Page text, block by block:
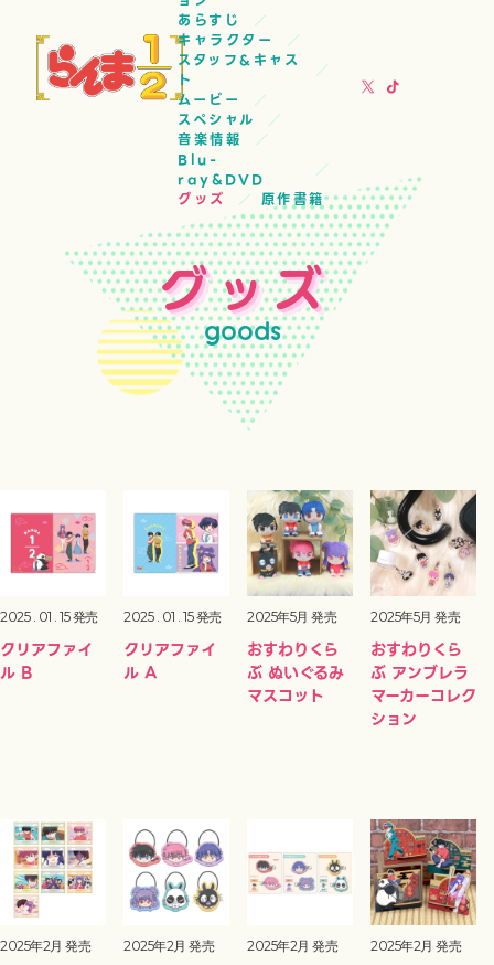
あらすじ
キャラクター
スタッフ&キャス
ト
ムービー
スペシャル
音楽情報
Blu-
ray&DVD
グッズ
原作書籍
グッズ
goods
2025 . 01 . 15 発売
クリアファイ
ル B
2025 . 01 . 15 発売
クリアファイ
ル A
2025年5月 発売
おすわりくら
ぶ ぬいぐるみ
マスコット
2025年5月 発売
おすわりくら
ぶ アンブレラ
マーカーコレク
ション
2025年2月 発売 2025年2月 発売 2025年2月 発売 2025年2月 発売